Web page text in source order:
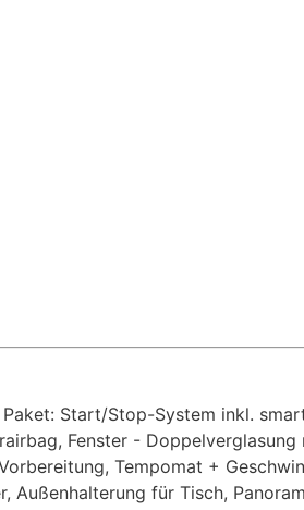
Start/Stop-System inkl.
Fenster -
Tempomat +
Außenhalterung für Tisch,